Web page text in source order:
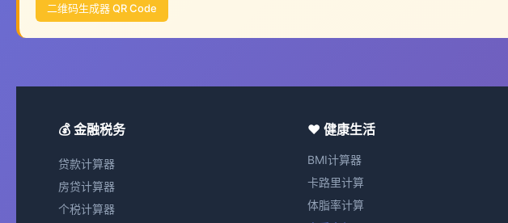
二维码生成器 QR Code
💰 金融税务
贷款计算器
房贷计算器
个税计算器
❤️ 健康生活
BMI计算器
卡路里计算
体脂率计算